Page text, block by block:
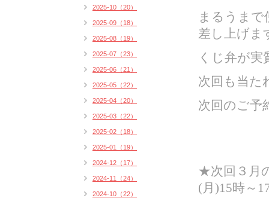
まるうまで
差し上げま
くじ弁が実
次回も当た
次回のご予
★次回３月
(月)15時～
2025-10（20）
2025-09（18）
2025-08（19）
2025-07（23）
2025-06（21）
2025-05（22）
2025-04（20）
2025-03（22）
2025-02（18）
2025-01（19）
2024-12（17）
2024-11（24）
2024-10（22）